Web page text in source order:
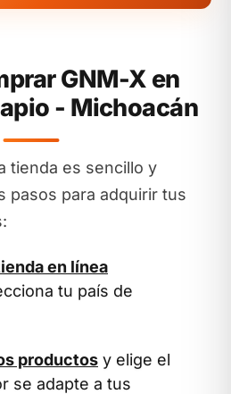
GNM-X en
- Michoacán
tienda es sencillo y
pasos para adquirir tus
en línea
tu país de
productos y elige el
se adapte a tus